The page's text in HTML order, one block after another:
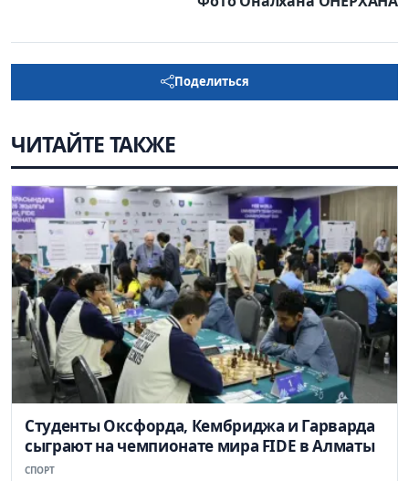
Поделиться
ЧИТАЙТЕ ТАКЖЕ
Студенты Оксфорда, Кембриджа и Гарварда
сыграют на чемпионате мира FIDE в Алматы
СПОРТ